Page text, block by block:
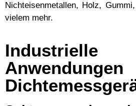
Nichteisenmetallen, Holz,
vielem mehr.
Industrielle